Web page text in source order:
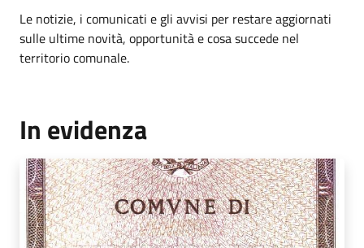
Le notizie, i comunicati e gli avvisi per restare aggiornati
sulle ultime novità, opportunità e cosa succede nel
territorio comunale.
In evidenza